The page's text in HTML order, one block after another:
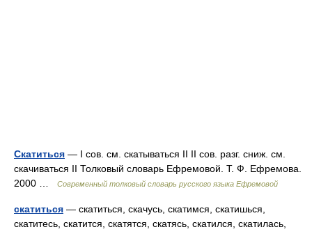
Скатиться — I сов. см. скатываться II II сов. разг. сниж. см.
скачиваться II Толковый словарь Ефремовой. Т. Ф. Ефремова.
2000 …
Современный толковый словарь русского языка Ефремовой
скатиться — скатиться, скачусь, скатимся, скатишься,
скатитесь, скатится, скатятся, скатясь, скатился, скатилась,